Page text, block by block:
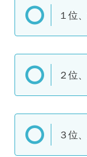
１位、
２位、
３位、